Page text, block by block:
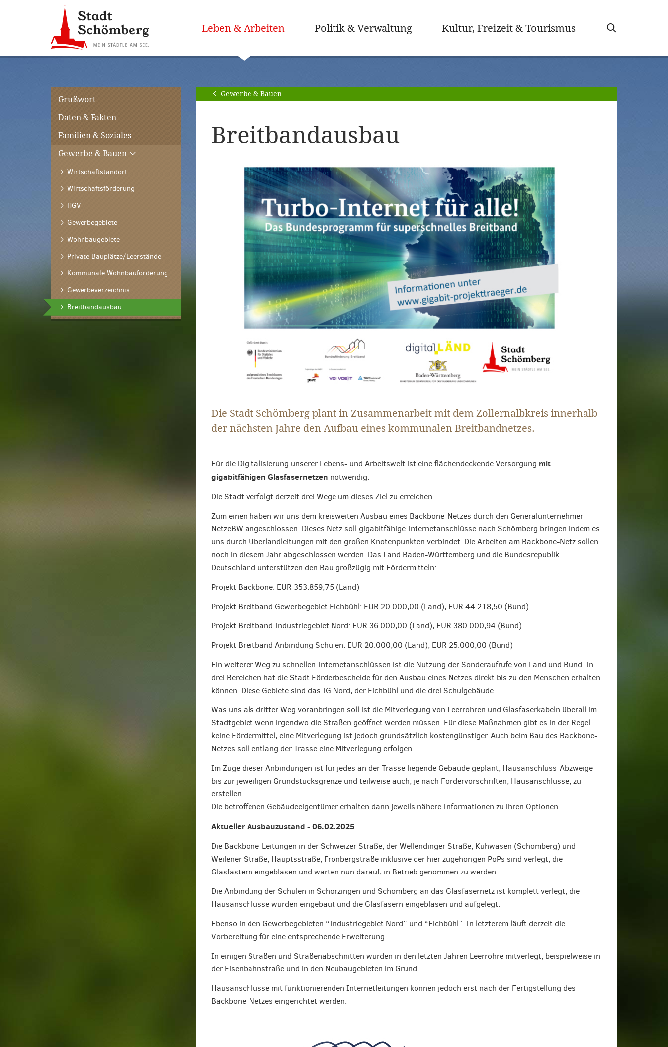
Hauptnavigation
[0]
[1]
Leben & Arbeiten (ausgewählt)
Politik & Verwaltung Kultur, Freizeit & Tourismus
Grußwort
Daten & Fakten
Familien & Soziales
Gewerbe & Bauen
Wirtschaftstandort
Wirtschaftsförderung
HGV
Gewerbegebiete
Wohnbaugebiete
Private Bauplätze/Leerstände
Kommunale Wohnbauförderung
Gewerbeverzeichnis
Breitbandausbau
Gewerbe & Bauen
Breitbandausbau
Die Stadt Schömberg plant in Zusammenarbeit mit dem Zollernalbkreis innerhalb
der nächsten Jahre den Aufbau eines kommunalen Breitbandnetzes.
Für die Digitalisierung unserer Lebens- und Arbeitswelt ist eine flächendeckende Versorgung mit
gigabitfähigen Glasfasernetzen notwendig.
Die Stadt verfolgt derzeit drei Wege um dieses Ziel zu erreichen.
Zum einen haben wir uns dem kreisweiten Ausbau eines Backbone-Netzes durch den Generalunternehmer
NetzeBW angeschlossen. Dieses Netz soll gigabitfähige Internetanschlüsse nach Schömberg bringen indem es
uns durch Überlandleitungen mit den großen Knotenpunkten verbindet. Die Arbeiten am Backbone-Netz sollen
noch in diesem Jahr abgeschlossen werden. Das Land Baden-Württemberg und die Bundesrepublik
Deutschland unterstützen den Bau großzügig mit Fördermitteln:
Projekt Backbone: EUR 353.859,75 (Land)
Projekt Breitband Gewerbegebiet Eichbühl: EUR 20.000,00 (Land), EUR 44.218,50 (Bund)
Projekt Breitband Industriegebiet Nord: EUR 36.000,00 (Land), EUR 380.000,94 (Bund)
Projekt Breitband Anbindung Schulen: EUR 20.000,00 (Land), EUR 25.000,00 (Bund)
Ein weiterer Weg zu schnellen Internetanschlüssen ist die Nutzung der Sonderaufrufe von Land und Bund. In
drei Bereichen hat die Stadt Förderbescheide für den Ausbau eines Netzes direkt bis zu den Menschen erhalten
können. Diese Gebiete sind das IG Nord, der Eichbühl und die drei Schulgebäude.
Was uns als dritter Weg voranbringen soll ist die Mitverlegung von Leerrohren und Glasfaserkabeln überall im
Stadtgebiet wenn irgendwo die Straßen geöffnet werden müssen. Für diese Maßnahmen gibt es in der Regel
keine Fördermittel, eine Mitverlegung ist jedoch grundsätzlich kostengünstiger. Auch beim Bau des Backbone-
Netzes soll entlang der Trasse eine Mitverlegung erfolgen.
Im Zuge dieser Anbindungen ist für jedes an der Trasse liegende Gebäude geplant, Hausanschluss-Abzweige
bis zur jeweiligen Grundstücksgrenze und teilweise auch, je nach Fördervorschriften, Hausanschlüsse, zu
erstellen.
Die betroffenen Gebäudeeigentümer erhalten dann jeweils nähere Informationen zu ihren Optionen.
Aktueller Ausbauzustand - 06.02.2025
Die Backbone-Leitungen in der Schweizer Straße, der Wellendinger Straße, Kuhwasen (Schömberg) und
Weilener Straße, Hauptsstraße, Fronbergstraße inklusive der hier zugehörigen PoPs sind verlegt, die
Glasfastern eingeblasen und warten nun darauf, in Betrieb genommen zu werden.
Die Anbindung der Schulen in Schörzingen und Schömberg an das Glasfasernetz ist komplett verlegt, die
Hausanschlüsse wurden eingebaut und die Glasfasern eingeblasen und aufgelegt.
Ebenso in den Gewerbegebieten “Industriegebiet Nord” und “Eichbühl”. In letzterem läuft derzeit die
Vorbereitung für eine entsprechende Erweiterung.
In einigen Straßen und Straßenabschnitten wurden in den letzten Jahren Leerrohre mitverlegt, beispielweise in
der Eisenbahnstraße und in den Neubaugebieten im Grund.
Hausanschlüsse mit funktionierenden Internetleitungen können jedoch erst nach der Fertigstellung des
Backbone-Netzes eingerichtet werden.